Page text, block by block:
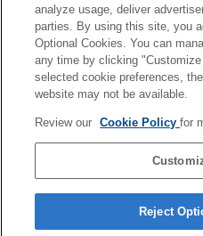
de acciones o
de supresión de ruido
del dispositivo de
Página de selección de
4-730-254-36(1)
analyze usage, deliver
parties. By using this site, you
Optional Cookies. You can
any time by clicking
selected cookie preferences,
website may not be available.
Review our Cookie Policyfor
Reject